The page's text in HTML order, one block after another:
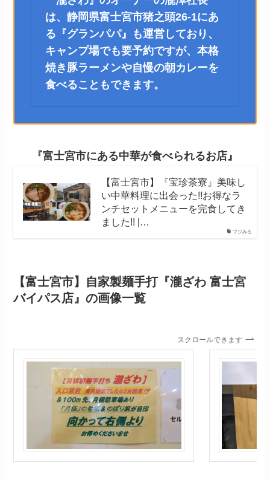
は、静岡県富士宮市猪之頭26-1にあ
る『グランパパ』も運営しており、
キャンプ場でも要予約ですが、本格
焼き豚ラーメンや自慢の朝カレーを
食べることもできます。
『富士宮市にある中華が食べられるお店』
フジみる
【富士宮市】『宝珍茶寮』美味し
い中華料理に出会った!!お得なラ
ンチセットメニューを完食してき
ました!! |…
【富士宮市】自家製麺手打『瀧ざわ 富士宮
バイパス店』の画像一覧
スクロールできます